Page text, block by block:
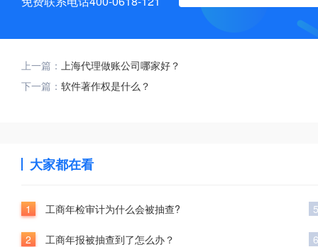
上一篇： 上海代理做账公司哪家好？
下一篇： 软件著作权是什么？
大家都在看
1 工商年检审计为什么会被抽查?
2 工商年报被抽查到了怎么办？
5
6